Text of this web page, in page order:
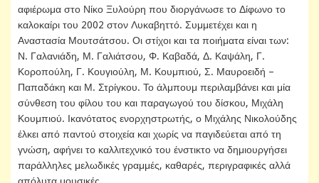
αφιέρωμα στο Νίκο Ξυλούρη που διοργάνωσε το Δίφωνο το
καλοκαίρι του 2002 στον Λυκαβηττό. Συμμετέχει και η
Αναστασία Μουτσάτσου. Οι στίχοι και τα ποιήματα είναι των:
Ν. Γαλανιάδη, Μ. Γαλιάτσου, Φ. Καβαδά, Δ. Καψάλη, Γ.
Κοροπούλη, Γ. Κουγιούλη, Μ. Κουμπιού, Σ. Μαυροειδή –
Παπαδάκη και Μ. Στρίγκου. Το άλμπουμ περιλαμβάνει και μία
σύνθεση του φίλου του και παραγωγού του δίσκου, Μιχάλη
Κουμπιού. Ικανότατος ενορχηστρωτής, ο Μιχάλης Νικολούδης
έλκει από παντού στοιχεία και χωρίς να παγιδεύεται από τη
γνώση, αφήνει το καλλιτεχνικό του ένστικτο να δημιουργήσει
παράλληλες μελωδικές γραμμές, καθαρές, περιγραφικές αλλά